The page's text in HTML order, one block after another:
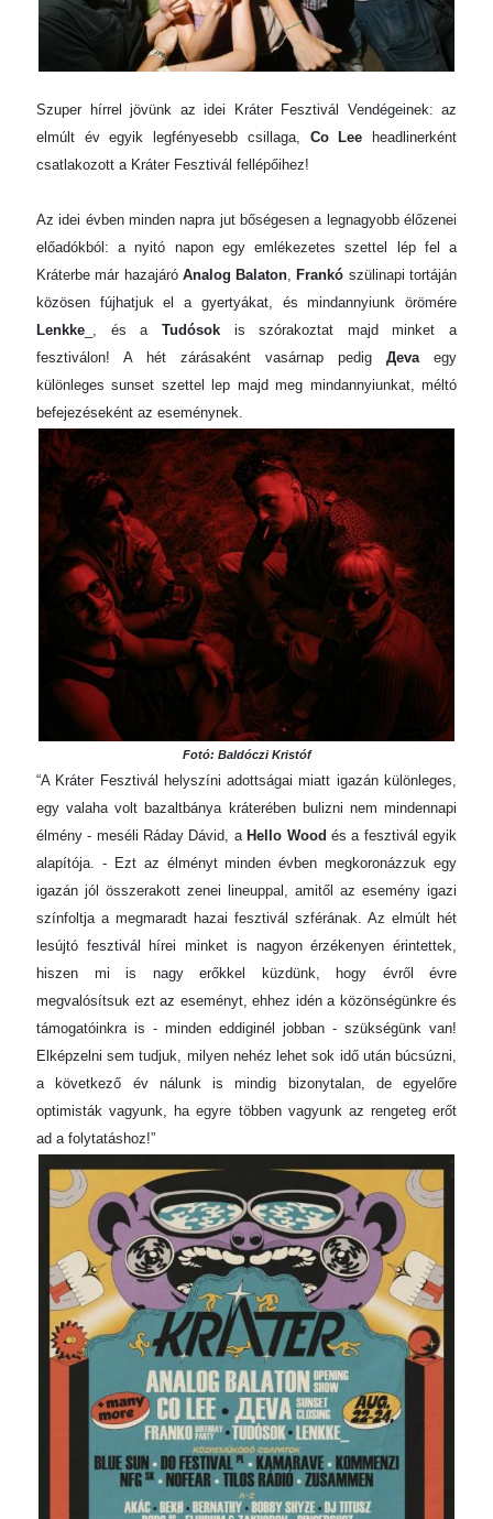
Szuper hírrel jövünk az idei Kráter Fesztivál Vendégeinek: az
elmúlt év egyik legfényesebb csillaga, Co Lee
headlinerként
csatlakozott a Kráter Fesztivál fellépőihez!
Az idei évben minden napra jut bőségesen a legnagyobb élőzenei
előadókból: a nyitó napon egy emlékezetes szettel lép fel a
Kráterbe már hazajáró Analog Balaton, Frankó szülinapi tortáján
közösen fújhatjuk el a gyertyákat, és mindannyiunk örömére
Lenkke _, és a Tudósokis szórakoztat majd minket a
fesztiválon! A hét zárásaként vasárnap pedig Дevaegy
különleges sunset szettel lep majd meg mindannyiunkat, méltó
befejezéseként az eseménynek.
Fotó: Baldóczi Kristóf
“A Kráter Fesztivál helyszíni adottságai miatt igazán különleges,
egy valaha volt bazaltbánya kráterében bulizni nem mindennapi
élmény - meséli Ráday Dávid, a Hello Wood és a fesztivál egyik
alapítója. - Ezt az élményt minden évben megkoronázzuk egy
igazán jól összerakott zenei lineuppal, amitől az esemény igazi
színfoltja a megmaradt hazai fesztivál szférának. Az elmúlt hét
lesújtó fesztivál hírei minket is nagyon érzékenyen érintettek,
hiszen mi is nagy erőkkel küzdünk, hogy évről évre
megvalósítsuk ezt az eseményt, ehhez idén a közönségünkre és
támogatóinkra is - minden eddiginél jobban - szükségünk van!
Elképzelni sem tudjuk, milyen nehéz lehet sok idő után búcsúzni,
a következő év nálunk is mindig bizonytalan, de egyelőre
optimisták vagyunk, ha egyre többen vagyunk az rengeteg erőt
ad a folytatáshoz!”